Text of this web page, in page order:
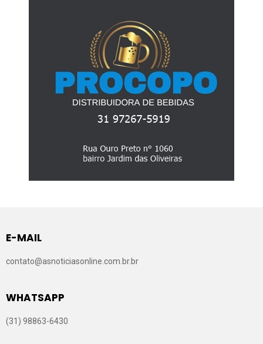
E-MAIL
contato@asnoticiasonline.com.br.br
WHATSAPP
(31) 98863-6430